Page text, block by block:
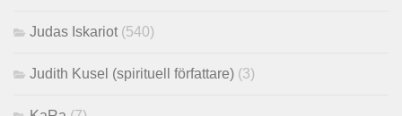
Judas Iskariot (540)
Judith Kusel (spirituell författare) (3)